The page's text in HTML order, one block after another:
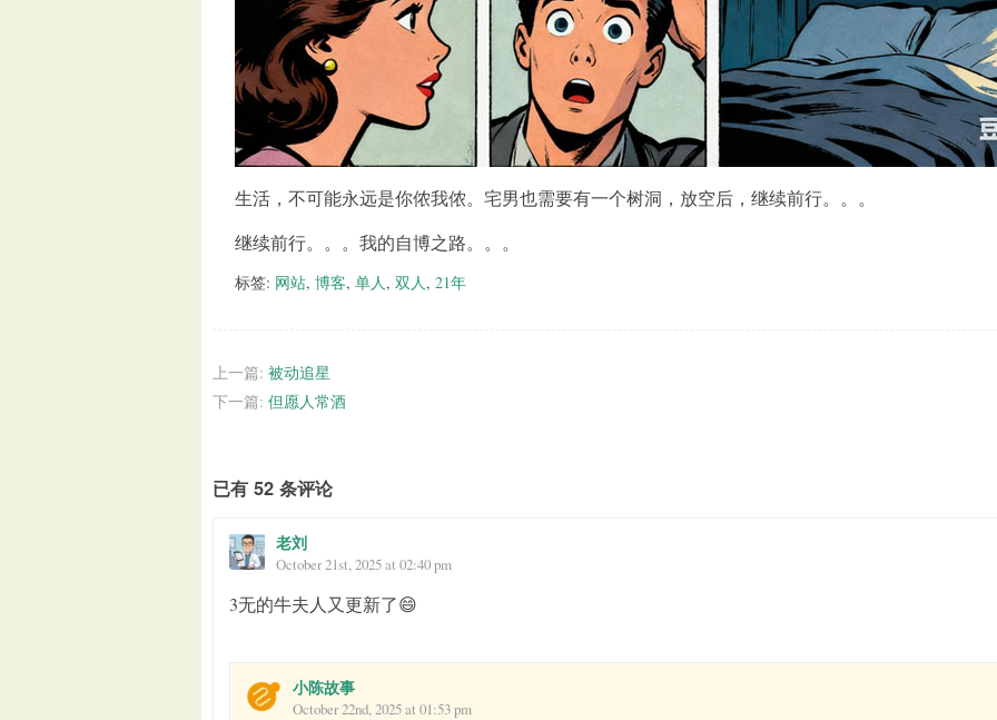
生活，不可能永远是你侬我侬。宅男也需要有一个树洞，放空后，继续前行。。。
继续前行。。。我的自博之路。。。
标签: 网站, 博客, 单人, 双人, 21年
上一篇: 被动追星
下一篇: 但愿人常酒
已有 52 条评论
老刘
October 21st, 2025 at 02:40 pm
3无的牛夫人又更新了😄
小陈故事
October 22nd, 2025 at 01:53 pm